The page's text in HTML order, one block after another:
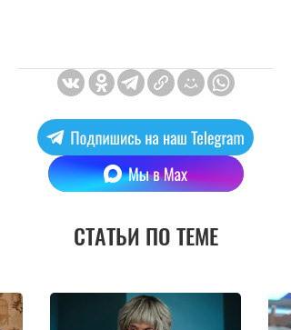
СТАТЬИ ПО ТЕМЕ